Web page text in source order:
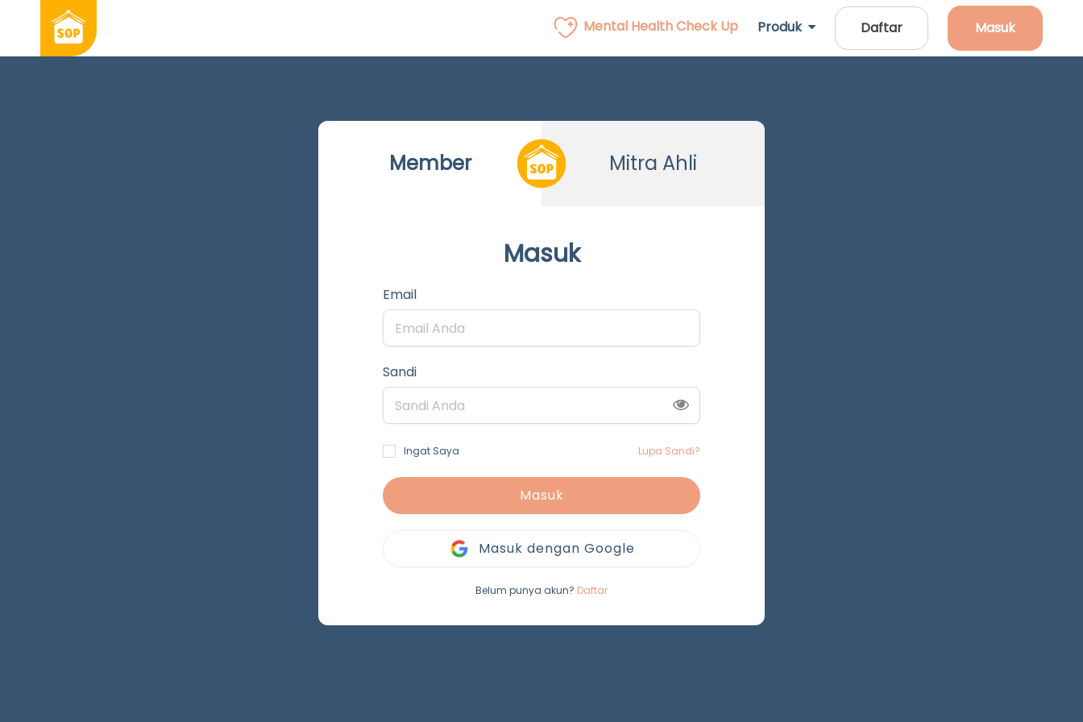
Mental Health Check Up Produk Daftar Masuk
Member Mitra Ahli
Masuk
Email
Sandi
Ingat Saya Lupa Sandi?
Masuk
Masuk dengan Google
Belum punya akun? Daftar